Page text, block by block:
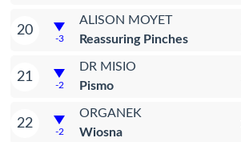
20
-3
ALISON MOYET
Reassuring Pinches
21
-2
DR MISIO
Pismo
22
-2
ORGANEK
Wiosna